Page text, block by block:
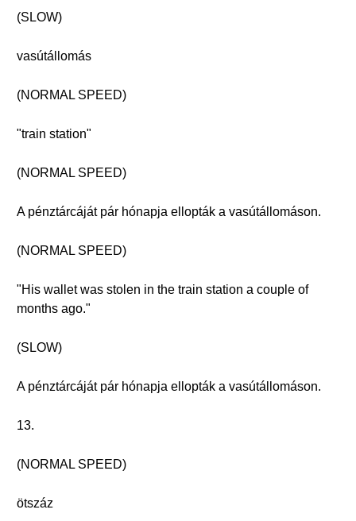
(SLOW)
vasútállomás
(NORMAL SPEED)
"train station"
(NORMAL SPEED)
A pénztárcáját pár hónapja ellopták a vasútállomáson.
(NORMAL SPEED)
"His wallet was stolen in the train station a couple of
months ago."
(SLOW)
A pénztárcáját pár hónapja ellopták a vasútállomáson.
13.
(NORMAL SPEED)
ötszáz